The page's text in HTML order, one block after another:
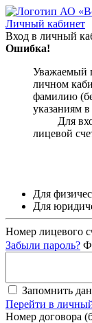
Личный кабинет
Вход в личный
Ошибка!
личном
фамилию
Для
АО
Для
Для
Номер лицевого
Забыли пароль?
Запомнить
Перейти в
Номер договора